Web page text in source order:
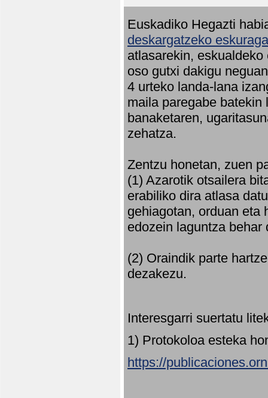
Euskadiko Hegazti
deskargatzeko
atlasarekin,
oso gutxi dakigu
4 urteko landa-lana
maila paregabe
banaketaren,
zehatza.
Zentzu honetan, zuen
(1) Azarotik otsailera
erabiliko dira atlasa
gehiagotan, orduan eta
edozein laguntza behar
(2) Oraindik parte
dezakezu.
Interesgarri suertatu
1) Protokoloa esteka
https://